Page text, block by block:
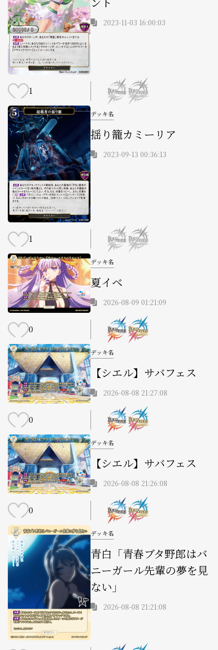
2023-11-03 16:00:03
1
デッキ名
揺り籠カミーリア
2023-09-13 00:36:13
1
デッキ名
夏イベ
2026-08-09 01:21:09
0
デッキ名
【シエル】サバフェス
2026-08-08 21:27:08
0
デッキ名
【シエル】サバフェス
2026-08-08 21:26:08
0
デッキ名
青白「青春ブタ野郎はバ
ニーガール先輩の夢を見
ない」
2026-08-08 21:21:08